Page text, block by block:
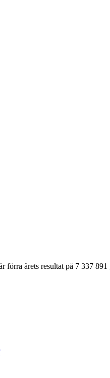
förra årets resultat på 7 337 891